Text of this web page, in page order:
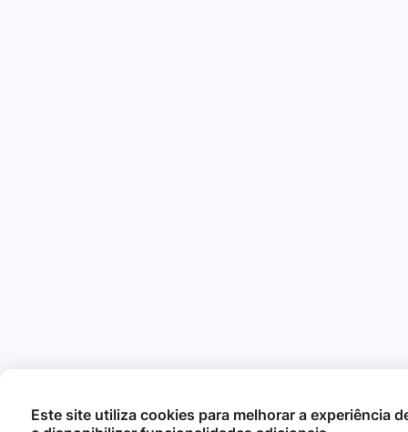
Este site utiliza cookies para melhorar a experiência